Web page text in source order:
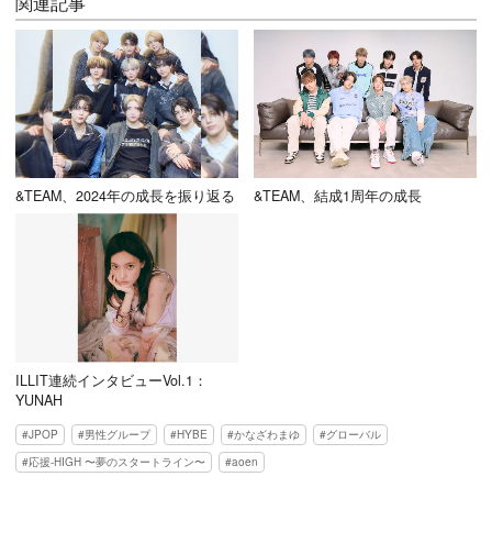
&TEAM、2024年の成長を振り返る &TEAM、結成1周年の成長
ILLIT連続インタビューVol.1：
YUNAH
JPOP 男性グループ HYBE かなざわまゆ
グローバル
応援-HIGH 〜夢のスタートライン〜
aoen